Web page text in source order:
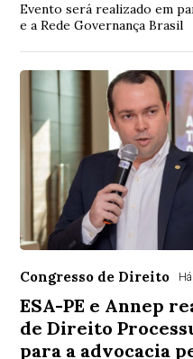
Evento será realizado em
e a Rede Governança Brasil
Congresso de Direito
ESA-PE e Annep
de Direito
para a advocacia